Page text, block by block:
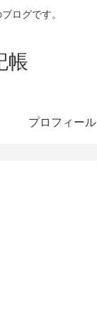
ログです。
帳
プロフィール